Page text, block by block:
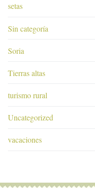
setas
Sin categoría
Soria
Tierras altas
turismo rural
Uncategorized
vacaciones